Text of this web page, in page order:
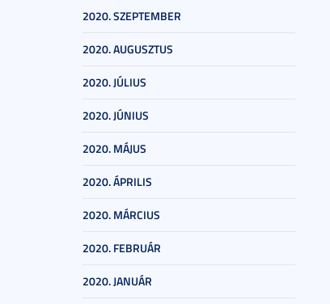
2020. SZEPTEMBER
2020. AUGUSZTUS
2020. JÚLIUS
2020. JÚNIUS
2020. MÁJUS
2020. ÁPRILIS
2020. MÁRCIUS
2020. FEBRUÁR
2020. JANUÁR